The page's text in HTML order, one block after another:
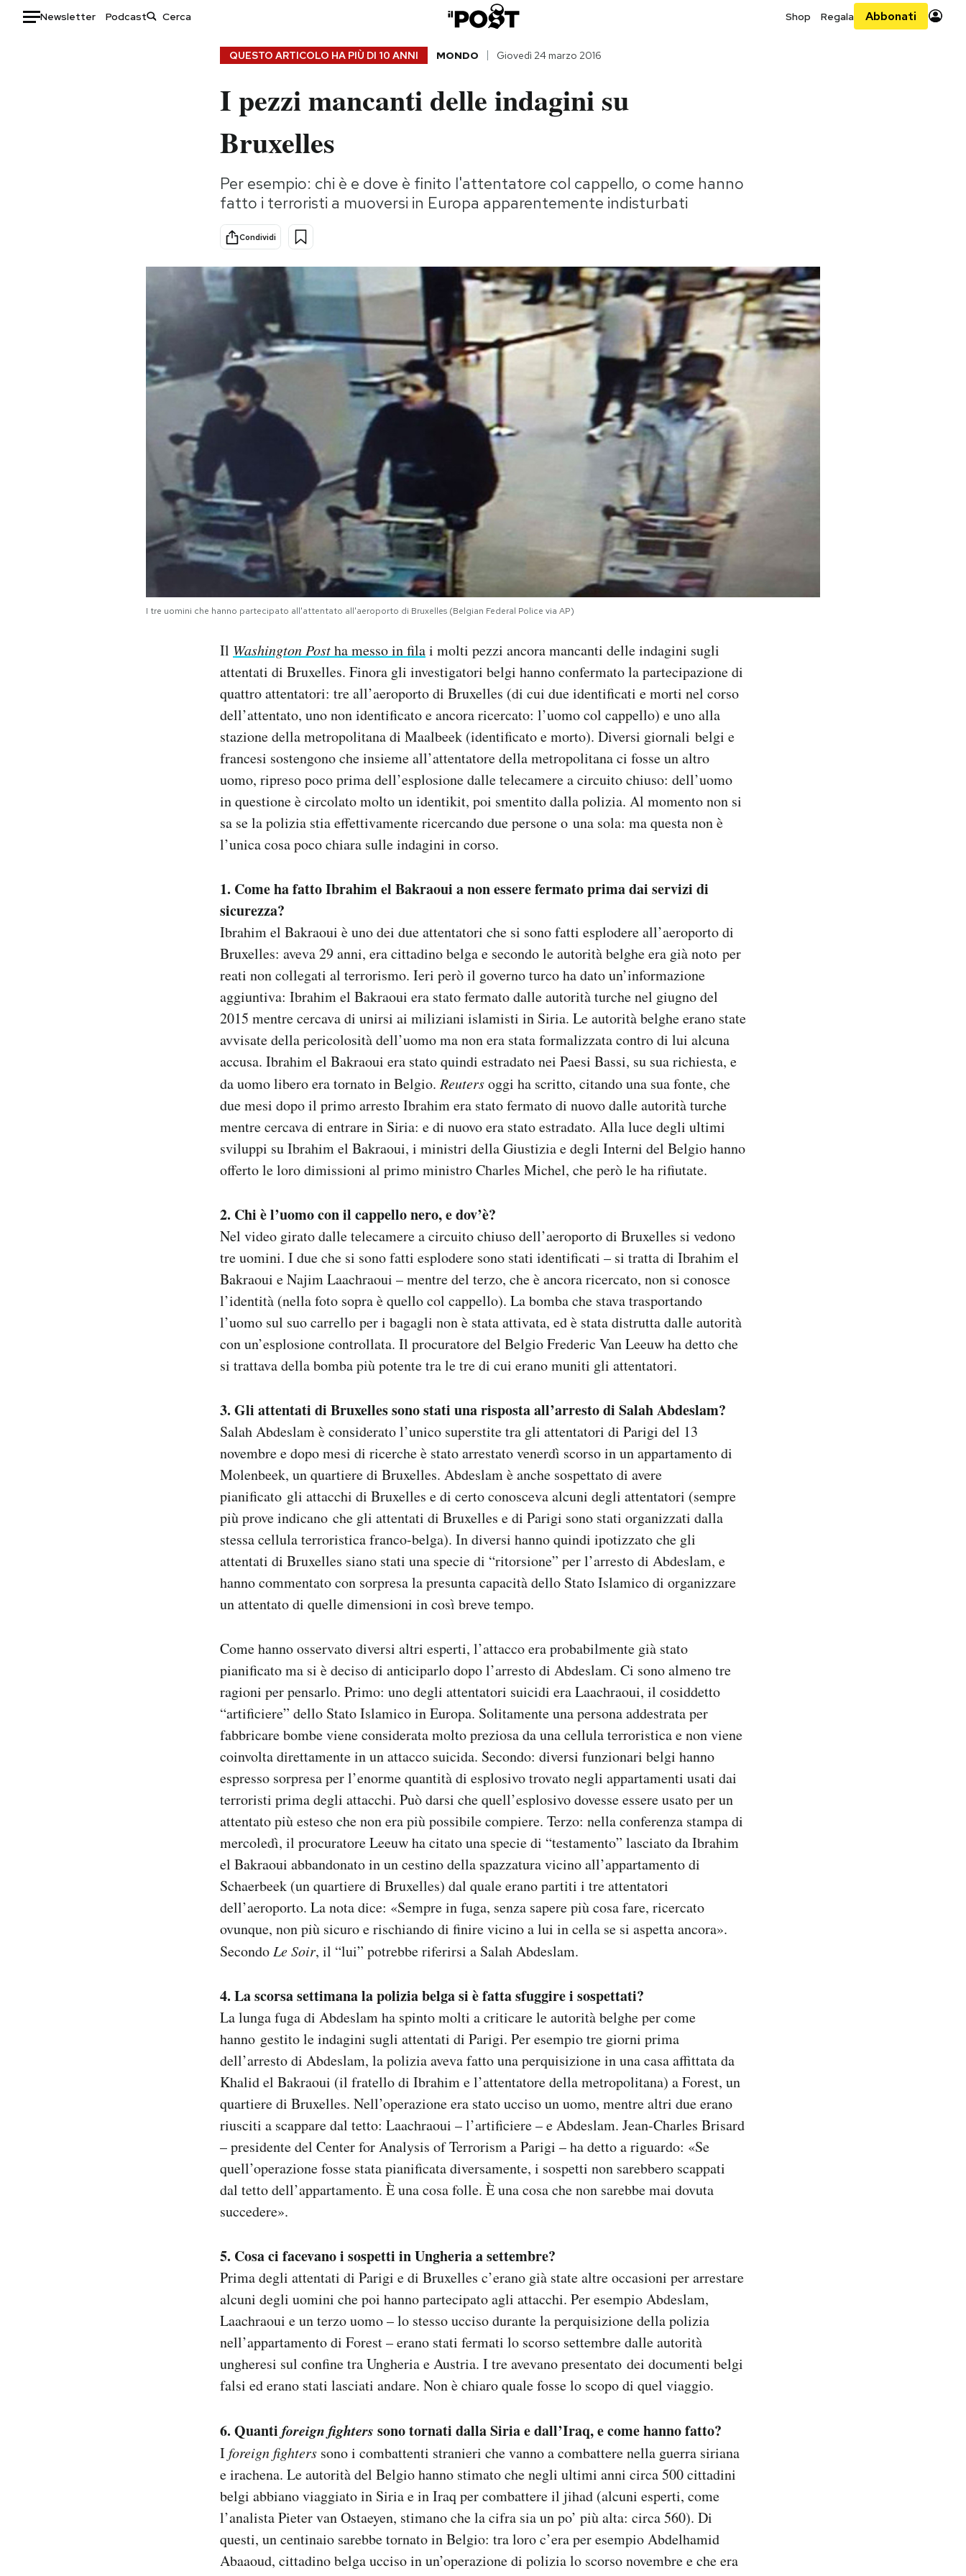
Newsletter Podcast Shop Regala Abbonati
Storie/Idee
Ok Boomer!
Altrecose
Mondiali calcio 2026
QUESTO ARTICOLO HA PIÙ DI 10 ANNI MONDO Giovedì 24 marzo 2016
I pezzi mancanti delle indagini su
Bruxelles
Per esempio: chi è e dove è finito l'attentatore col cappello, o come hanno
fatto i terroristi a muoversi in Europa apparentemente indisturbati
Condividi
I tre uomini che hanno partecipato all'attentato all'aeroporto di Bruxelles (Belgian Federal Police via AP)
Il Washington Postha messo in filai molti pezzi ancora mancanti delle indagini sugli
attentati di Bruxelles. Finora gli investigatori belgi hanno confermato la partecipazione di
quattro attentatori: tre all’aeroporto di Bruxelles (di cui due identificati e morti nel corso
dell’attentato, uno non identificato e ancora ricercato: l’uomo col cappello) e uno alla
stazione della metropolitana di Maalbeek (identificato e morto). Diversi giornali belgi e
francesi sostengono che insieme all’attentatore della metropolitana ci fosse un altro
uomo, ripreso poco prima dell’esplosione dalle telecamere a circuito chiuso: dell’uomo
in questione è circolato molto un identikit, poi smentito dalla polizia. Al momento non si
sa se la polizia stia effettivamente ricercando due persone o una sola: ma questa non è
l’unica cosa poco chiara sulle indagini in corso.
1. Come ha fatto Ibrahim el Bakraoui a non essere fermato prima dai servizi di
sicurezza?
Ibrahim el Bakraoui è uno dei due attentatori che si sono fatti esplodere all’aeroporto di
Bruxelles: aveva 29 anni, era cittadino belga e secondo le autorità belghe era già noto per
reati non collegati al terrorismo. Ieri però il governo turco ha dato un’informazione
aggiuntiva: Ibrahim el Bakraoui era stato fermato dalle autorità turche nel giugno del
2015 mentre cercava di unirsi ai miliziani islamisti in Siria. Le autorità belghe erano state
avvisate della pericolosità dell’uomo ma non era stata formalizzata contro di lui alcuna
accusa. Ibrahim el Bakraoui era stato quindi estradato nei Paesi Bassi, su sua richiesta, e
da uomo libero era tornato in Belgio. Reutersoggi ha scritto, citando una sua fonte, che
due mesi dopo il primo arresto Ibrahim era stato fermato di nuovo dalle autorità turche
mentre cercava di entrare in Siria: e di nuovo era stato estradato. Alla luce degli ultimi
sviluppi su Ibrahim el Bakraoui, i ministri della Giustizia e degli Interni del Belgio hanno
offerto le loro dimissioni al primo ministro Charles Michel, che però le ha rifiutate.
2. Chi è l’uomo con il cappello nero, e dov’è?
Nel video girato dalle telecamere a circuito chiuso dell’aeroporto di Bruxelles si vedono
tre uomini. I due che si sono fatti esplodere sono stati identificati – si tratta di Ibrahim el
Bakraoui e Najim Laachraoui – mentre del terzo, che è ancora ricercato, non si conosce
l’identità (nella foto sopra è quello col cappello). La bomba che stava trasportando
l’uomo sul suo carrello per i bagagli non è stata attivata, ed è stata distrutta dalle autorità
con un’esplosione controllata. Il procuratore del Belgio Frederic Van Leeuw ha detto che
si trattava della bomba più potente tra le tre di cui erano muniti gli attentatori.
3. Gli attentati di Bruxelles sono stati una risposta all’arresto di Salah Abdeslam?
Salah Abdeslam è considerato l’unico superstite tra gli attentatori di Parigi del 13
novembre e dopo mesi di ricerche è stato arrestato venerdì scorso in un appartamento di
Molenbeek, un quartiere di Bruxelles. Abdeslam è anche sospettato di avere
pianificato gli attacchi di Bruxelles e di certo conosceva alcuni degli attentatori (sempre
più prove indicano che gli attentati di Bruxelles e di Parigi sono stati organizzati dalla
stessa cellula terroristica franco-belga). In diversi hanno quindi ipotizzato che gli
attentati di Bruxelles siano stati una specie di “ritorsione” per l’arresto di Abdeslam, e
hanno commentato con sorpresa la presunta capacità dello Stato Islamico di organizzare
un attentato di quelle dimensioni in così breve tempo.
Come hanno osservato diversi altri esperti, l’attacco era probabilmente già stato
pianificato ma si è deciso di anticiparlo dopo l’arresto di Abdeslam. Ci sono almeno tre
ragioni per pensarlo. Primo: uno degli attentatori suicidi era Laachraoui, il cosiddetto
“artificiere” dello Stato Islamico in Europa. Solitamente una persona addestrata per
fabbricare bombe viene considerata molto preziosa da una cellula terroristica e non viene
coinvolta direttamente in un attacco suicida. Secondo: diversi funzionari belgi hanno
espresso sorpresa per l’enorme quantità di esplosivo trovato negli appartamenti usati dai
terroristi prima degli attacchi. Può darsi che quell’esplosivo dovesse essere usato per un
attentato più esteso che non era più possibile compiere. Terzo: nella conferenza stampa di
mercoledì, il procuratore Leeuw ha citato una specie di “testamento” lasciato da Ibrahim
el Bakraoui abbandonato in un cestino della spazzatura vicino all’appartamento di
Schaerbeek (un quartiere di Bruxelles) dal quale erano partiti i tre attentatori
dell’aeroporto. La nota dice: «Sempre in fuga, senza sapere più cosa fare, ricercato
ovunque, non più sicuro e rischiando di finire vicino a lui in cella se si aspetta ancora».
Secondo Le Soir, il “lui” potrebbe riferirsi a Salah Abdeslam.
4. La scorsa settimana la polizia belga si è fatta sfuggire i sospettati?
La lunga fuga di Abdeslam ha spinto molti a criticare le autorità belghe per come
hanno gestito le indagini sugli attentati di Parigi. Per esempio tre giorni prima
dell’arresto di Abdeslam, la polizia aveva fatto una perquisizione in una casa affittata da
Khalid el Bakraoui (il fratello di Ibrahim e l’attentatore della metropolitana) a Forest, un
quartiere di Bruxelles. Nell’operazione era stato ucciso un uomo, mentre altri due erano
riusciti a scappare dal tetto: Laachraoui – l’artificiere – e Abdeslam. Jean-Charles Brisard
– presidente del Center for Analysis of Terrorism a Parigi – ha detto a riguardo: «Se
quell’operazione fosse stata pianificata diversamente, i sospetti non sarebbero scappati
dal tetto dell’appartamento. È una cosa folle. È una cosa che non sarebbe mai dovuta
succedere».
5. Cosa ci facevano i sospetti in Ungheria a settembre?
Prima degli attentati di Parigi e di Bruxelles c’erano già state altre occasioni per arrestare
alcuni degli uomini che poi hanno partecipato agli attacchi. Per esempio Abdeslam,
Laachraoui e un terzo uomo – lo stesso ucciso durante la perquisizione della polizia
nell’appartamento di Forest – erano stati fermati lo scorso settembre dalle autorità
ungheresi sul confine tra Ungheria e Austria. I tre avevano presentato dei documenti belgi
falsi ed erano stati lasciati andare. Non è chiaro quale fosse lo scopo di quel viaggio.
6. Quanti foreign fighters sono tornati dalla Siria e dall’Iraq, e come hanno fatto?
Iforeign fighters sono i combattenti stranieri che vanno a combattere nella guerra siriana
e irachena. Le autorità del Belgio hanno stimato che negli ultimi anni circa 500 cittadini
belgi abbiano viaggiato in Siria e in Iraq per combattere il jihad (alcuni esperti, come
l’analista Pieter van Ostaeyen, stimano che la cifra sia un po’ più alta: circa 560). Di
questi, un centinaio sarebbe tornato in Belgio: tra loro c’era per esempio Abdelhamid
Abaaoud, cittadino belga ucciso in un’operazione di polizia lo scorso novembre e che era